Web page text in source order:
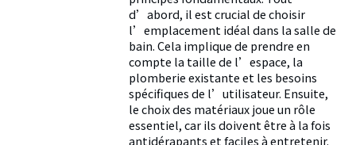
d’abord, il est crucial de choisir
l’emplacement idéal dans la salle de
bain. Cela implique de prendre en
compte la taille de l’espace, la
plomberie existante et les besoins
spécifiques de l’utilisateur. Ensuite,
le choix des matériaux joue un rôle
essentiel, car ils doivent être à la fois
antidérapants et faciles à entretenir.